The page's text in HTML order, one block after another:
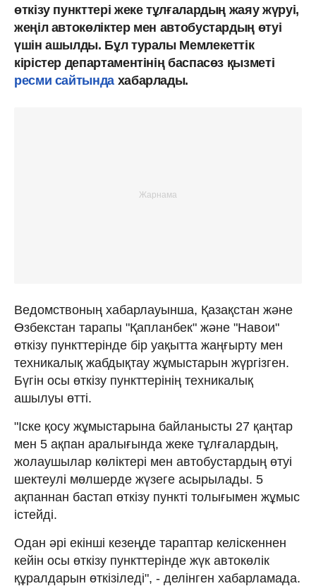
өткізу пункттері жеке тұлғалардың жаяу жүруі,
жеңіл автокөліктер мен автобустардың өтуі
үшін ашылды. Бұл туралы Мемлекеттік
кірістер департаментінің баспасөз қызметі
ресми сайтындахабарлады.
Ведомствоның хабарлауынша, Қазақстан және
Өзбекстан тарапы "Қапланбек" және "Навои"
өткізу пункттерінде бір уақытта жаңғырту мен
техникалық жабдықтау жұмыстарын жүргізген.
Бүгін осы өткізу пункттерінің техникалық
ашылуы өтті.
"Іске қосу жұмыстарына байланысты 27 қаңтар
мен 5 ақпан аралығында жеке тұлғалардың,
жолаушылар көліктері мен автобустардың өтуі
шектеулі мөлшерде жүзеге асырылады. 5
ақпаннан бастап өткізу пункті толығымен жұмыс
істейді.
Одан әрі екінші кезеңде тараптар келіскеннен
кейін осы өткізу пункттерінде жүк автокөлік
құралдарын өткізіледі", - делінген хабарламада.